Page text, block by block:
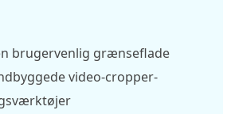
brugervenlig grænseflade
video-cropper-